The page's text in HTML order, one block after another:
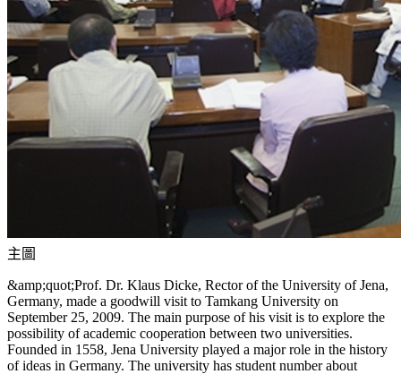
主圖
&amp;quot;Prof. Dr. Klaus Dicke, Rector of the University of Jena,
Germany, made a goodwill visit to Tamkang University on
September 25, 2009. The main purpose of his visit is to explore the
possibility of academic cooperation between two universities.
Founded in 1558, Jena University played a major role in the history
of ideas in Germany. The university has student number about